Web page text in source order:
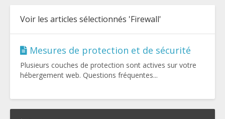
Voir les articles sélectionnés 'Firewall'
Mesures de protection et de sécurité
Plusieurs couches de protection sont actives sur votre
hébergement web. Questions fréquentes...